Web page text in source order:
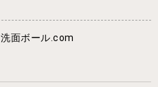
洗面ボール.com